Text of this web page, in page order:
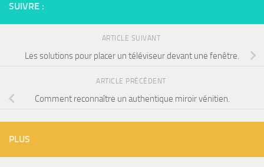
SUIVRE :
ARTICLE SUIVANT
Les solutions pour placer un téléviseur devant une fenêtre.
ARTICLE PRÉCÉDENT
Comment reconnaître un authentique miroir vénitien.
PLUS